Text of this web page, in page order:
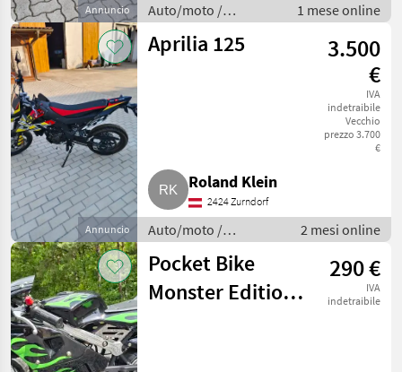
Annuncio
Auto/moto /
Motociclette
1 mese online
Annuncio
Aprilia 125
3.500
€
IVA
indetraibile
Vecchio
prezzo 3.700
€
Roland Klein
2424 Zurndorf
Auto/moto /
Motociclette
2 mesi online
Pocket Bike
Monster Edition
290 €
IVA
indetraibile